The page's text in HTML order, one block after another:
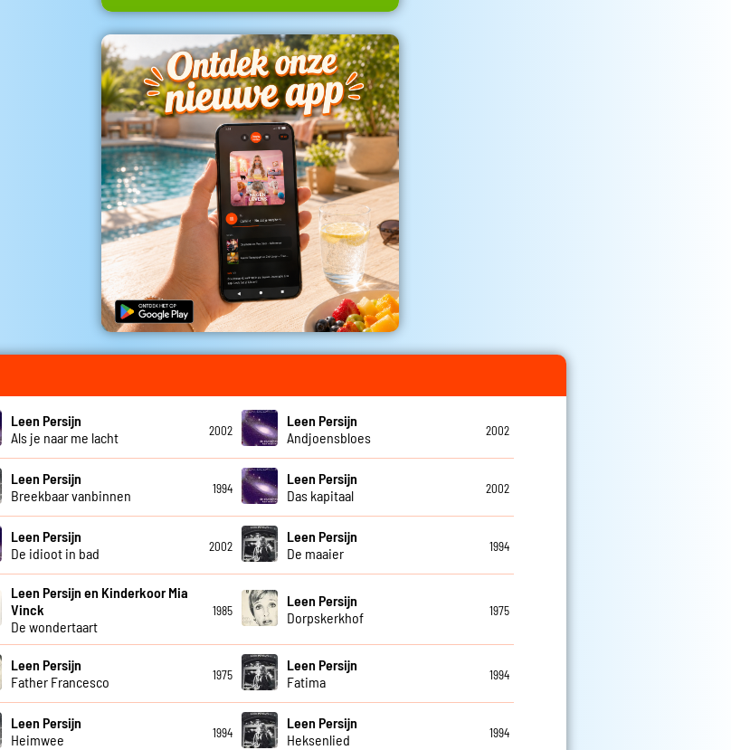
Leen Persijn
Als je naar me lacht
2002
Leen Persijn
Andjoensbloes
2002
Leen Persijn
Breekbaar vanbinnen
1994
Leen Persijn
Das kapitaal
2002
Leen Persijn
De idioot in bad
2002
Leen Persijn
De maaier
1994
Leen Persijn en Kinderkoor Mia
Vinck
De wondertaart
1985
Leen Persijn
Dorpskerkhof
1975
Leen Persijn
Father Francesco
1975
Leen Persijn
Fatima
1994
Leen Persijn
Heimwee
1994
Leen Persijn
Heksenlied
1994